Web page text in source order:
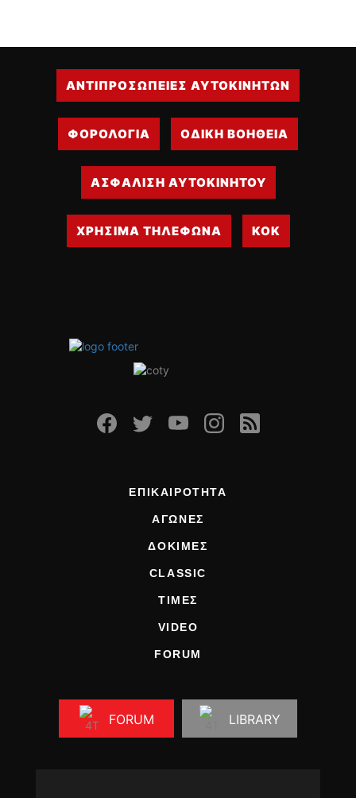
2ΤΡΟΧΟΙ
ΟΔΗΓΟΥΜΕ
ΑΓΩΝΕΣ
ΑΡΧΕΙΟ ΤΕΥΧΩΝ
ΑΝΤΙΠΡΟΣΩΠΕΙΕΣ ΑΥΤΟΚΙΝΗΤΩΝ
ΦΟΡΟΛΟΓΙΑ ΟΔΙΚΗ ΒΟΗΘΕΙΑ
ΑΣΦΑΛΙΣΗ ΑΥΤΟΚΙΝΗΤΟΥ
ΧΡΗΣΙΜΑ ΤΗΛΕΦΩΝΑ ΚΟΚ
ΕΠΙΚΑΙΡΟΤΗΤΑ
ΑΓΩΝΕΣ
ΔΟΚΙΜΕΣ
CLASSIC
ΤΙΜΕΣ
VIDEO
FORUM
FORUM LIBRARY